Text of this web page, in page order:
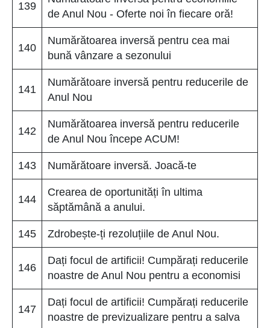
139
de Anul Nou - Oferte noi în fiecare oră!
140
Numărătoarea inversă pentru cea mai
bună vânzare a sezonului
141
Numărătoare inversă pentru reducerile de
Anul Nou
142
Numărătoarea inversă pentru reducerile
de Anul Nou începe ACUM!
143 Numărătoare inversă. Joacă-te
144
Crearea de oportunități în ultima
săptămână a anului.
145 Zdrobește-ți rezoluțiile de Anul Nou.
146
Dați focul de artificii! Cumpărați reducerile
noastre de Anul Nou pentru a economisi
147
Dați focul de artificii! Cumpărați reducerile
noastre de previzualizare pentru a salva